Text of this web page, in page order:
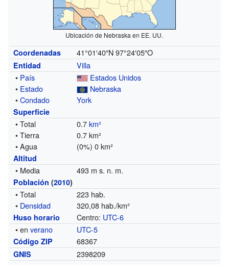
Ubicación de Nebraska en EE. UU.
Coordenadas 41°01′40″N 97°24′05″O
Entidad
Villa
• País
Estados Unidos
• Estado
Nebraska
•Condado York
Superficie
• Total 0.7km²
• Tierra
0.7 km²
• Agua
(0%) 0 km²
Altitud
• Media 493 m s. n. m.
Población (2010)
• Total
223 hab.
• Densidad 320,08 hab./km²
Huso horario Centro: UTC-6
• enverano UTC-5
Código ZIP 68367
GNIS 2398209